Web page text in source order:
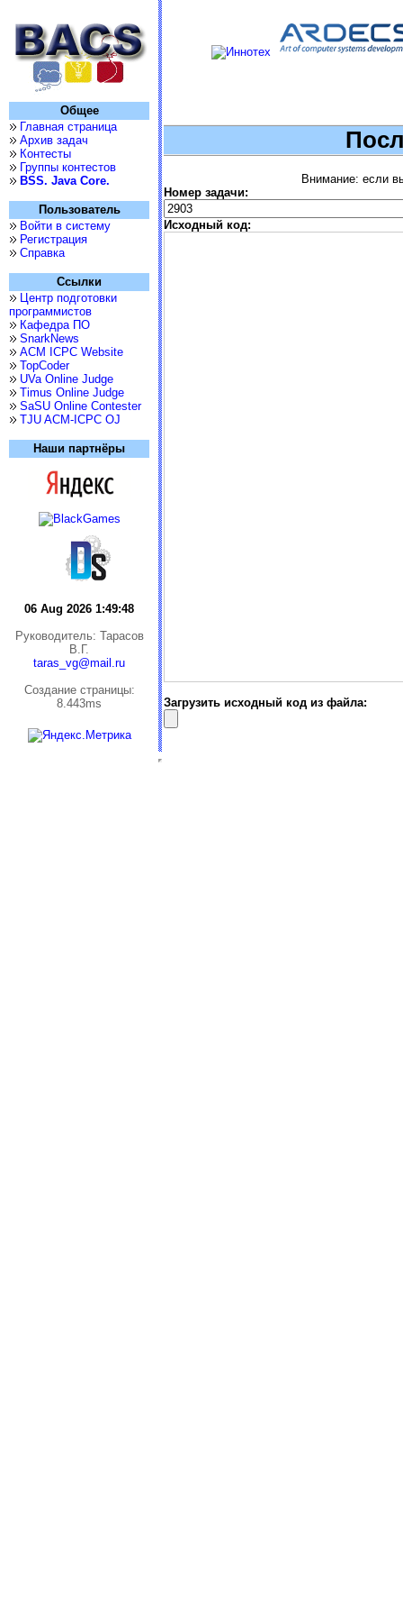
Общее
Главная страница
Архив задач
Контесты
Группы контестов
BSS. Java Core.
Пользователь
Войти в систему
Регистрация
Справка
Ссылки
Центр подготовки
программистов
Кафедра ПО
SnarkNews
ACM ICPC Website
TopCoder
UVa Online Judge
Timus Online Judge
SaSU Online Contester
TJU ACM-ICPC OJ
Наши партнёры
06 Aug 2026 1:49:48
Руководитель: Тарасов
В.Г.
taras_vg@mail.ru
Cоздание страницы:
8.443ms
Внимание: если
Номер задачи:
Исходный код:
Загрузить исходный код из файла: